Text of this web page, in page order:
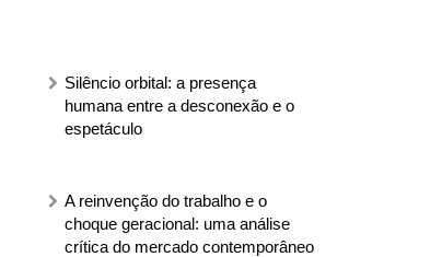
Silêncio orbital: a presença
humana entre a desconexão e o
espetáculo
A reinvenção do trabalho e o
choque geracional: uma análise
crítica do mercado contemporâneo